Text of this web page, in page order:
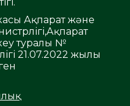
Ақпарат және
туралы №
21.07.2022 жылы